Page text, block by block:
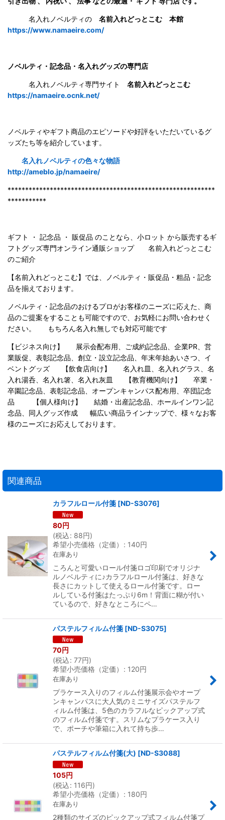
名入れノベルティの 名前入れどっとこむ 本館
https://www.namaeire.com/
ノベルティ・記念品・名入れグッズの専門店
名入れノベルティ専門サイト 名前入れどっとこむ
https://namaeire.ocnk.net/
ノベルティやギフト商品のエピソードや好評をいただいているグ
ッズたち等を紹介しています。
名入れノベルティの色々な物語
http://ameblo.jp/namaeire/
***********************************************************
***********
ギフト ・ 記念品 ・ 販促品 のことなら、小ロット から販売するギ
フトグッズ専門オンライン通販ショップ 名前入れどっとこむ
のご紹介
【名前入れどっとこむ】では、ノベルティ・販促品・粗品・記念
品を揃えております。
ノベルティ・記念品のおけるプロがお客様のニーズに応えた、商
品のご提案をすることも可能ですので、お気軽にお問い合わせく
ださい。 もちろん名入れ無しでも対応可能です
【ビジネス向け】 展示会配布用、ご成約記念品、企業PR、営
業販促、表彰記念品、創立・設立記念品、年末年始あいさつ、イ
ベントグッズ 【飲食店向け】 名入れ皿、名入れグラス、名
入れ湯呑、名入れ箸、名入れ灰皿 【教育機関向け】 卒業・
卒園記念品、表彰記念品、オープンキャンパス配布用、卒団記念
品 【個人様向け】 結婚・出産記念品、ホールインワン記
念品、同人グッズ作成 幅広い商品ラインナップで、様々なお客
様のニーズにお応えしております。
関連商品
カラフルロール付箋 [ND-S3076]
80円
(税込: 88円)
希望小売価格（定価）
: 140円
在庫あり
ころんと可愛いロール付箋ロゴ印刷でオリジナ
ルノベルティに♪カラフルロール付箋は、好きな
長さにカットして使えるロール付箋です。ロー
ルしている付箋はたっぷり6m！背面に糊が付い
ているので、好きなところにペ…
パステルフィルム付箋 [ND-S3075]
70円
(税込: 77円)
希望小売価格（定価）
: 120円
在庫あり
プラケース入りのフィルム付箋展示会やオープ
ンキャンパスに大人気のミニサイズパステルフ
ィルム付箋は、5色のカラフルなピックアップ式
のフィルム付箋です。スリムなプラケース入り
で、ポーチや筆箱に入れて持ち歩…
パステルフィルム付箋(大) [ND-S3088]
105円
(税込: 116円)
希望小売価格（定価）
: 180円
在庫あり
2種類のサイズのピックアップ式フィルム付箋プ